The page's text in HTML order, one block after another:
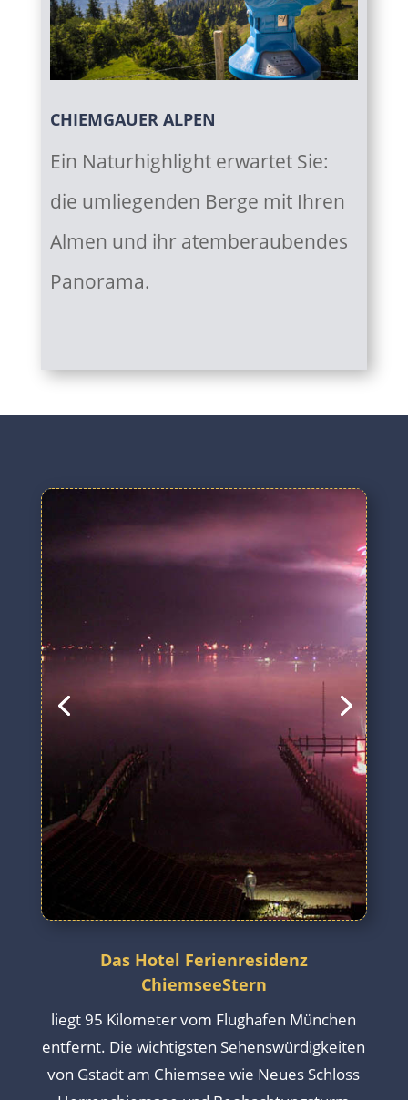
CHIEMGAUER ALPEN
Ein Naturhighlight erwartet Sie:
die umliegenden Berge mit Ihren
Almen und ihr atemberaubendes
Panorama.
Das Hotel Ferienresidenz
ChiemseeStern
liegt 95 Kilometer vom Flughafen München
entfernt. Die wichtigsten Sehenswürdigkeiten
von Gstadt am Chiemsee wie Neues Schloss